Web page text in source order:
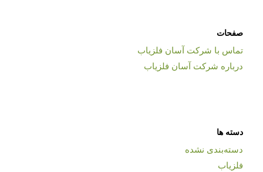
صفحات
تماس با شرکت آسان فلزیاب
درباره شرکت آسان فلزیاب
دسته ها
دسته‌بندی نشده
فلزیاب